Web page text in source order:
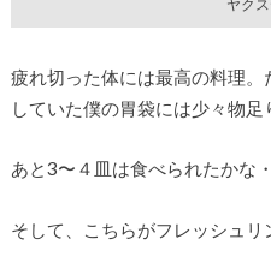
ヤク
疲れ切った体には最高の料理
していた僕の胃袋には少々物足
あと3〜４皿は食べられたかな
そして、こちらがフレッシュリ